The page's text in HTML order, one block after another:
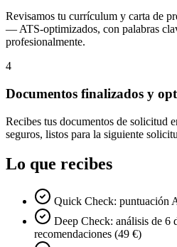
Revisamos tu currículum y carta de
— ATS-optimizados, con palabras
profesionalmente.
4
Documentos finalizados y
Recibes tus documentos de solicitud
seguros, listos para la siguiente
Lo que recibes
Quick Check: puntuación
Deep Check: análisis de 6
recomendaciones (49 €)